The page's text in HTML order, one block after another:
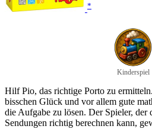
*
Kinderspiel
Hilf Pio, das richtige Porto zu
bisschen Glück und vor allem gute
die Aufgabe zu lösen. Der Spieler, der
Sendungen richtig berechnen kann,